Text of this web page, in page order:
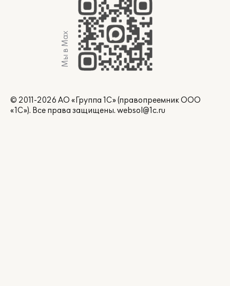
Мы в Max
© 2011-2026 АО «Группа 1С» (правопреемник ООО
«1С»). Все права защищены. websol@1c.ru